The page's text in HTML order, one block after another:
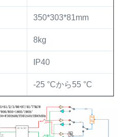
350*303*81mm
8kg
IP40
-25 °Cから55 °C